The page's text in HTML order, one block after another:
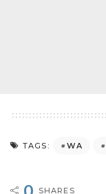
TAGS: WA
SHARES